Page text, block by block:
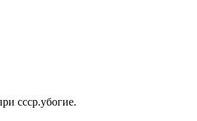
ссср.убогие.